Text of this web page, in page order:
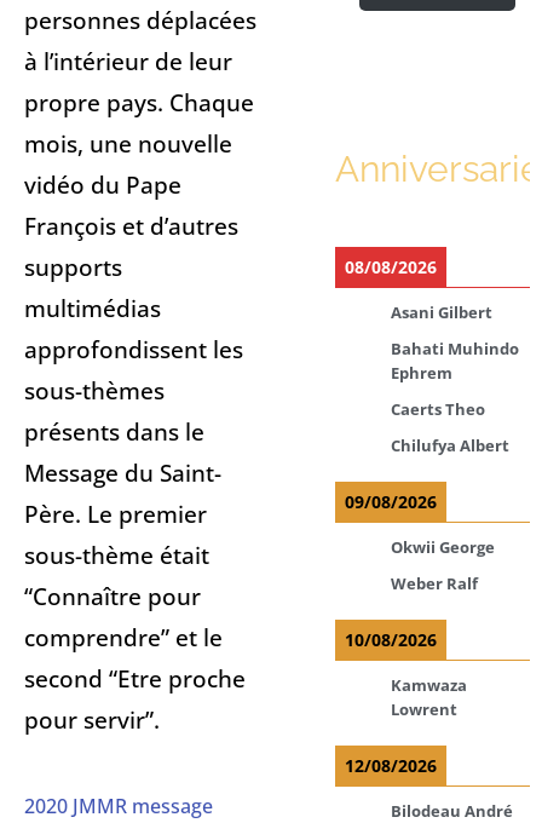
personnes déplacées
à l’intérieur de leur
propre pays. Chaque
mois, une nouvelle
vidéo du Pape
François et d’autres
supports
multimédias
approfondissent les
sous-thèmes
présents dans le
Message du Saint-
Père. Le premier
sous-thème était
“Connaître pour
comprendre” et le
second “Etre proche
pour servir”.
2020 JMMR message
08/08/2026
Asani Gilbert
Bahati Muhindo
Ephrem
Caerts Theo
Chilufya Albert
09/08/2026
Okwii George
Weber Ralf
10/08/2026
Kamwaza
Lowrent
12/08/2026
Bilodeau André